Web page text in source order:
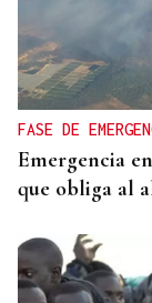
FASE DE
Emergencia
que obliga al